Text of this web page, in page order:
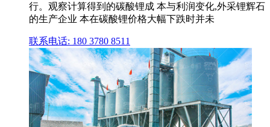
行。观察计算得到的碳酸锂成 本与利润变化,外采锂辉石
的生产企业 本在碳酸锂价格大幅下跌时并未
联系电话: 180 3780 8511